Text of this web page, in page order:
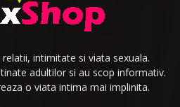
intimitate si viata sexuala.
adultilor si au scop informativ.
o viata intima mai implinita.